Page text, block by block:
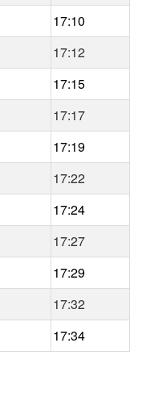
17:10
17:12
17:15
17:17
17:19
17:22
17:24
17:27
17:29
17:32
17:34